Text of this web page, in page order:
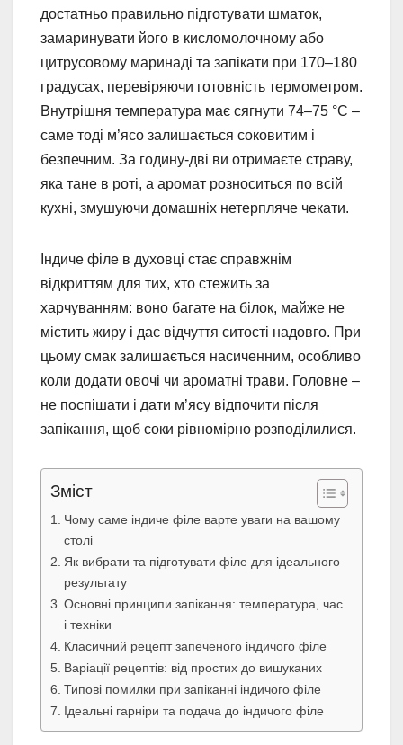
достатньо правильно підготувати шматок,
замаринувати його в кисломолочному або
цитрусовому маринаді та запікати при 170–180
градусах, перевіряючи готовність термометром.
Внутрішня температура має сягнути 74–75 °C –
саме тоді м’ясо залишається соковитим і
безпечним. За годину-дві ви отримаєте страву,
яка тане в роті, а аромат розноситься по всій
кухні, змушуючи домашніх нетерпляче чекати.
Індиче філе в духовці стає справжнім
відкриттям для тих, хто стежить за
харчуванням: воно багате на білок, майже не
містить жиру і дає відчуття ситості надовго. При
цьому смак залишається насиченним, особливо
коли додати овочі чи ароматні трави. Головне –
не поспішати і дати м’ясу відпочити після
запікання, щоб соки рівномірно розподілилися.
Зміст
Чому саме індиче філе варте уваги на вашому
столі
Як вибрати та підготувати філе для ідеального
результату
Основні принципи запікання: температура, час
і техніки
Класичний рецепт запеченого індичого філе
Варіації рецептів: від простих до вишуканих
Типові помилки при запіканні індичого філе
Ідеальні гарніри та подача до індичого філе